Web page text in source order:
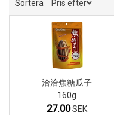
Sortera Pris efter
洽洽焦糖瓜子
160g
27.00SEK